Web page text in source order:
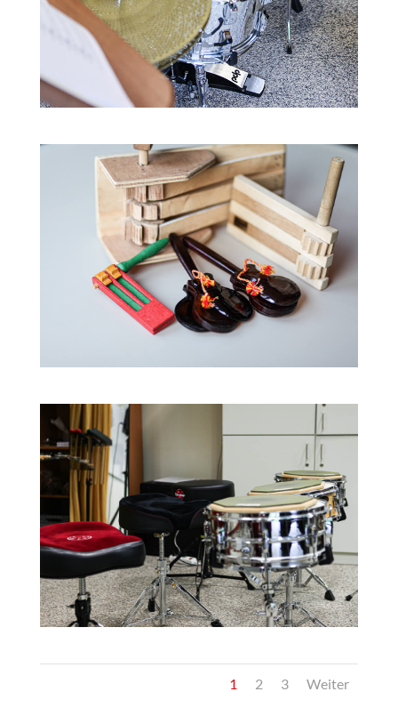
1 2 3 Weiter